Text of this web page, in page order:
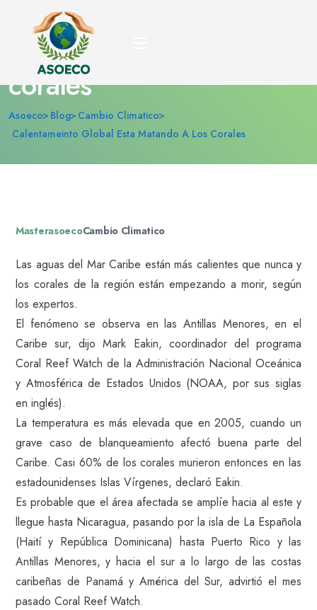
Calentameinto global
esta matando a los
corales
Asoeco Blog Cambio Climatico
Calentameinto Global Esta Matando A Los Corales
MasterasoecoCambio Climatico
Las aguas del Mar Caribe están más calientes que nunca y
los corales de la región están empezando a morir, según
los expertos.
El fenómeno se observa en las Antillas Menores, en el
Caribe sur, dijo Mark Eakin, coordinador del programa
Coral Reef Watch de la Administración Nacional Oceánica
y Atmosférica de Estados Unidos (NOAA, por sus siglas
en inglés).
La temperatura es más elevada que en 2005, cuando un
grave caso de blanqueamiento afectó buena parte del
Caribe. Casi 60% de los corales murieron entonces en las
estadounidenses Islas Vírgenes, declaró Eakin.
Es probable que el área afectada se amplíe hacia al este y
llegue hasta Nicaragua, pasando por la isla de La Española
(Haití y República Dominicana) hasta Puerto Rico y las
Antillas Menores, y hacia el sur a lo largo de las costas
caribeñas de Panamá y América del Sur, advirtió el mes
pasado Coral Reef Watch.